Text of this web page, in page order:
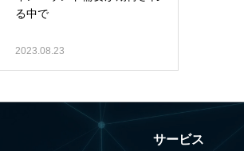
る中で
2023.08.23
サービス